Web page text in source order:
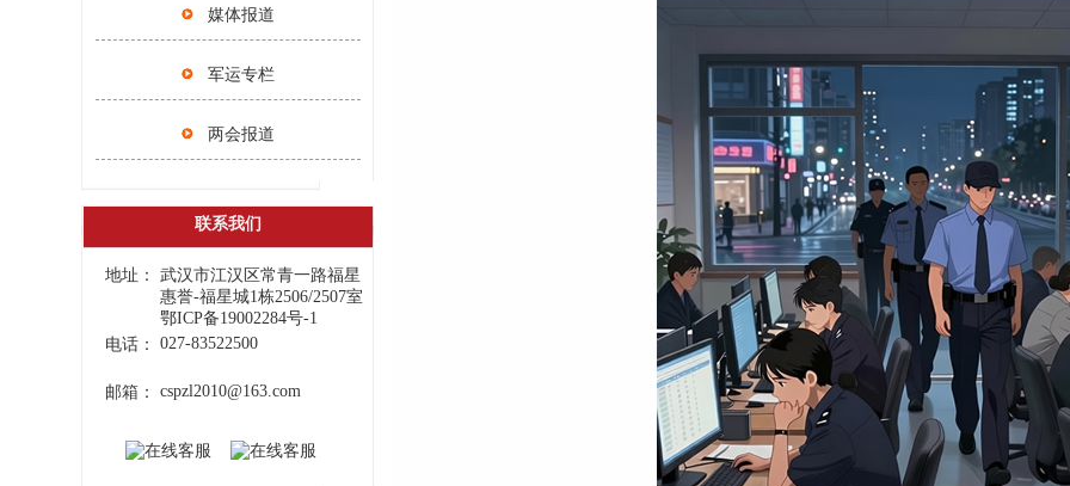
媒体报道
军运专栏
两会报道
联系我们
地址：
武汉市江汉区常青一路福星
惠誉-福星城1栋2506/2507室
鄂ICP备19002284号-1
电话：
027-83522500
邮箱： cspzl2010@163.com